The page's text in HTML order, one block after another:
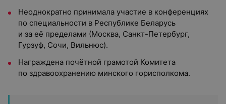
Неоднократно принимала участие в конференциях
по специальности в Республике Беларусь
и за её пределами (Москва, Санкт-Петербург,
Гурзуф, Сочи, Вильнюс).
Награждена почётной грамотой Комитета
по здравоохранению минского горисполкома.